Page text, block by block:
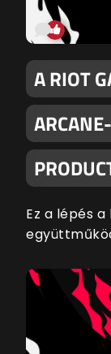
A RIOT
Ez a lépés